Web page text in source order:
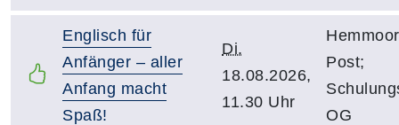
Englisch für
Anfänger – aller
Anfang macht
Spaß!
Di.
18.08.2026,
11.30 Uhr
Post;
OG